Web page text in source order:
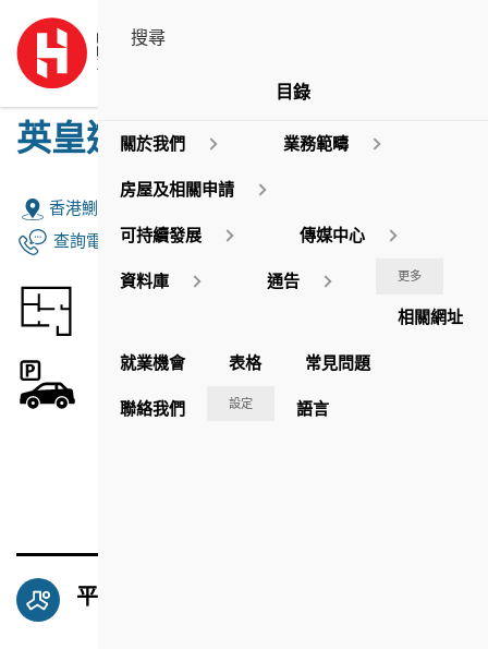
英皇道1063號
地址:
香港鰂魚涌英皇道1063號
查詢電話: 2839 7646
商舖面積
停車場車位數目
115
平面圖
目錄
關於我們 業務範疇
房屋及相關申請
可持續發展 傳媒中心
資料庫 通告 更多
相關網址
就業機會 表格 常見問題
聯絡我們 設定 語言